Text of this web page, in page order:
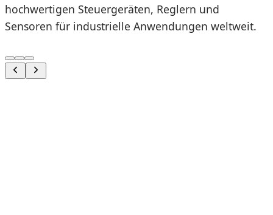
hochwertigen Steuergeräten, Reglern und
Sensoren für industrielle Anwendungen weltweit.